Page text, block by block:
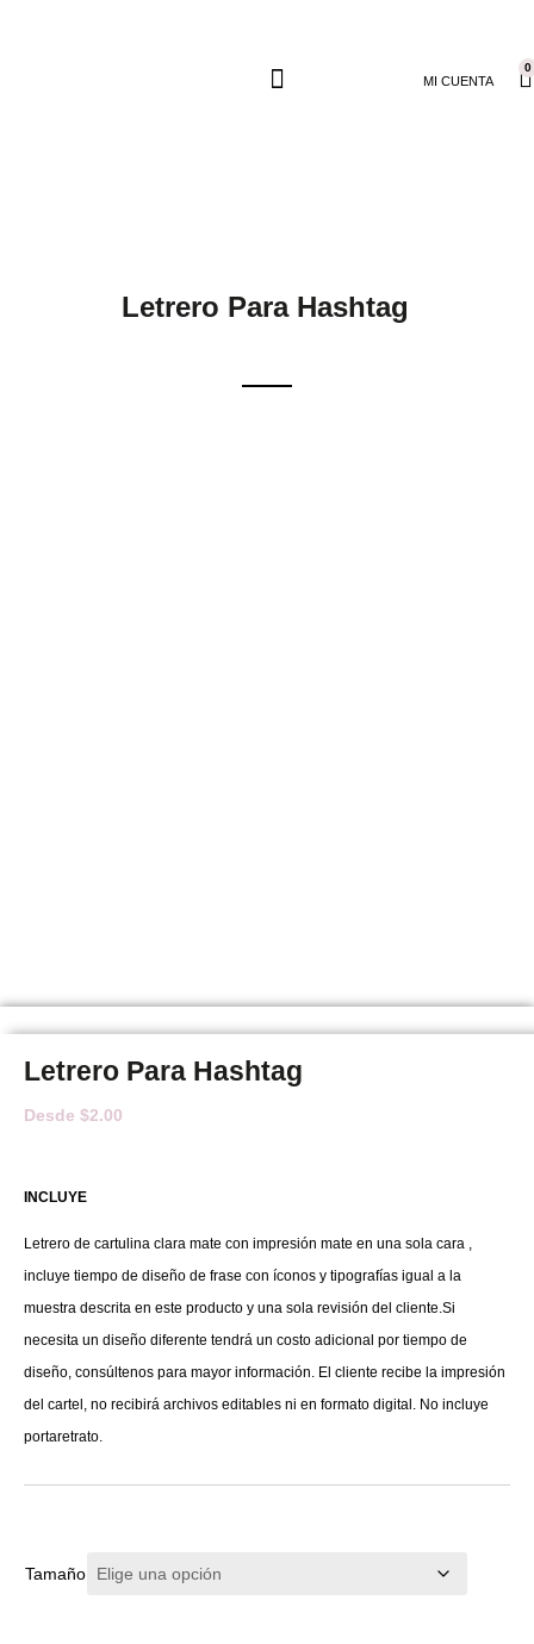
MI CUENTA
0
Letrero Para Hashtag
Letrero Para Hashtag
Desde $2.00
INCLUYE
Letrero de cartulina clara mate con impresión mate en una sola cara ,
incluye tiempo de diseño de frase con íconos y tipografías igual a la
muestra descrita en este producto y una sola revisión del cliente.Si
necesita un diseño diferente tendrá un costo adicional por tiempo de
diseño, consúltenos para mayor información. El cliente recibe la impresión
del cartel, no recibirá archivos editables ni en formato digital. No incluye
portaretrato.
Tamaño